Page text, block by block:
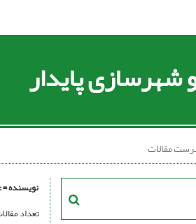
شهرسازی پایدار
مقالات
نویسنده =
تعداد